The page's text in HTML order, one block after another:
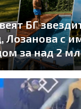
БГ
Лозанова с
за над 2